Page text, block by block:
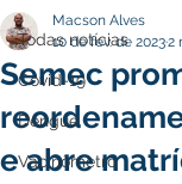
Todas notícias
Covid-19
Dengue
Vacinômetro
Semec
e abre
Macson Alves
10 de fev. de 20232